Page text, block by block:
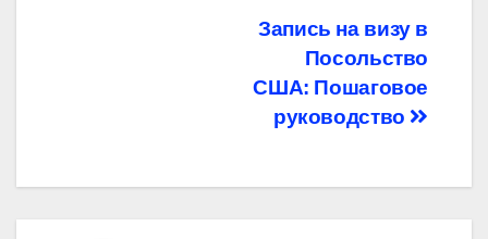
Запись на визу в
Посольство
США: Пошаговое
руководство